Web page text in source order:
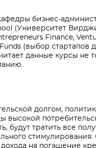
бизнес-
(Университет
Finance,
(выбор стартапов
данные курсы не
долгом,
высокой
будут тратить все
стимулирования.
на погашение